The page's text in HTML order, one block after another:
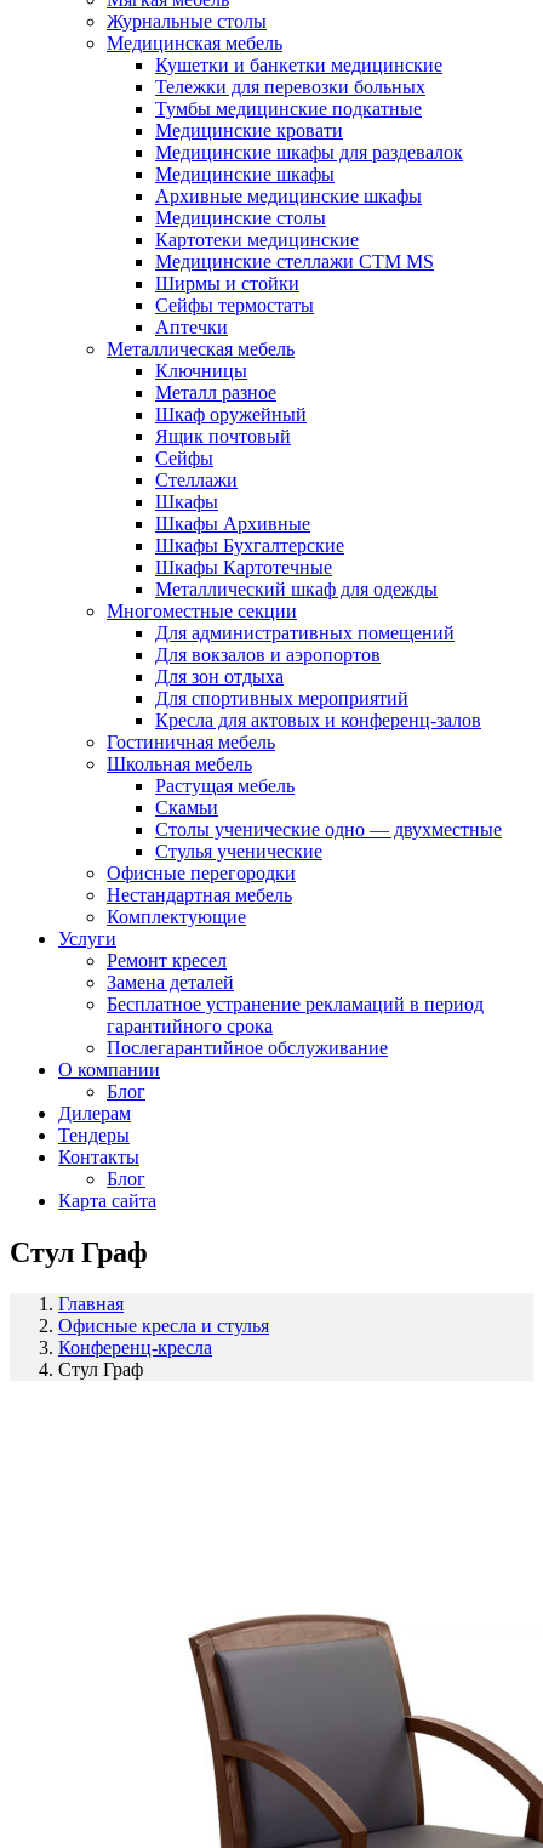
Журнальные столы
Медицинская мебель
Кушетки и банкетки медицинские
Тележки для перевозки больных
Тумбы медицинские подкатные
Медицинские кровати
Медицинские шкафы для раздевалок
Медицинские шкафы
Архивные медицинские шкафы
Медицинские столы
Картотеки медицинские
Медицинские стеллажи CTM MS
Ширмы и стойки
Сейфы термостаты
Аптечки
Металлическая мебель
Ключницы
Металл разное
Шкаф оружейный
Ящик почтовый
Сейфы
Стеллажи
Шкафы
Шкафы Архивные
Шкафы Бухгалтерские
Шкафы Картотечные
Металлический шкаф для одежды
Многоместные секции
Для административных помещений
Для вокзалов и аэропортов
Для зон отдыха
Для спортивных мероприятий
Кресла для актовых и конференц-залов
Гостиничная мебель
Школьная мебель
Растущая мебель
Скамьи
Столы ученические одно — двухместные
Стулья ученические
Офисные перегородки
Нестандартная мебель
Комплектующие
Услуги
Ремонт кресел
Замена деталей
Бесплатное устранение рекламаций в период
гарантийного срока
Послегарантийное обслуживание
О компании
Блог
Дилерам
Тендеры
Контакты
Блог
Карта сайта
Стул Граф
Главная
Офисные кресла и стулья
Конференц-кресла
Стул Граф